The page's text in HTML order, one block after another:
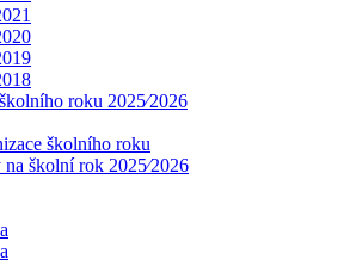
roku 2025⁄2026
školního roku
na školní rok 2025⁄2026